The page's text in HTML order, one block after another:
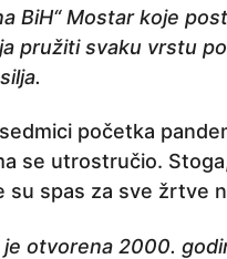
BiH“ Mostar koje
pružiti svaku vrstu
početka
se utrostručio.
spas za sve žrtve
otvorena 2000.